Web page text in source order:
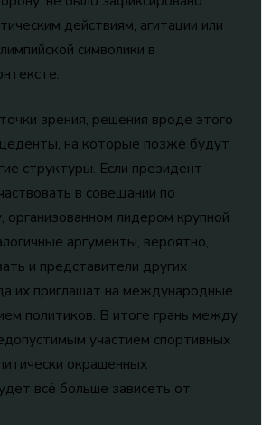
действиям, агитации или
символики в
зрения, решения вроде этого
на которые позже будут
структуры. Если президент
в совещании по
организованном лидером крупной
аргументы, вероятно,
и представители других
их приглашат на международные
политиков. В итоге грань между
участием спортивных
окрашенных
всё больше зависеть от